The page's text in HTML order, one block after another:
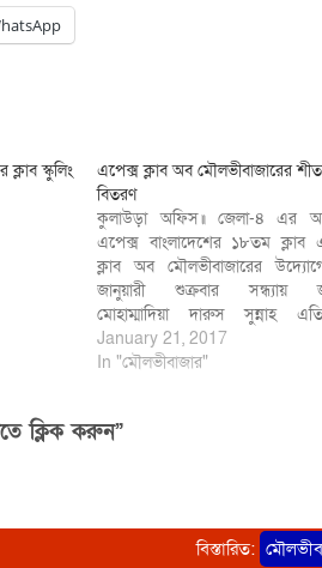
স্কুলিং
এপেক্স ক্লাব অব মৌলভীবাজারের
বিতরণ
কুলাউড়া অফিস॥ জেলা-৪ এর
এপেক্স বাংলাদেশের ১৮তম ক্লাব
ক্লাব অব মৌলভীবাজারের
জানুয়ারী শুক্রবার সন্ধ্যায়
মোহাম্মাদিয়া দারুস সুন্নাহ
মাদ্রাসার এতিম ছাত্রদের মধ্যে
(কম্বল) বিতরণ কর্মসূচী সম্পন্ন করা
মিটিং অনুষ্ঠিত হয়। ৮৯৩তম ডিনার
January 21, 2017
In "মৌলভীবাজার"
ক্লিক করুন”
বিস্তারিত: